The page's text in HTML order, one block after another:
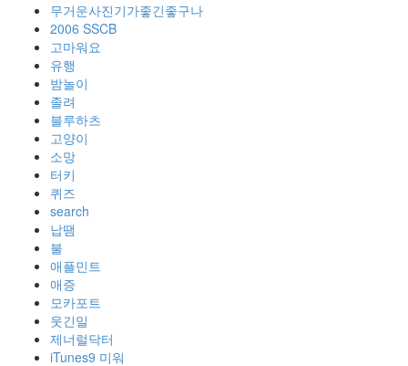
무거운사진기가좋긴좋구나
2006 SSCB
고마워요
유행
밤놀이
졸려
블루하츠
고양이
소망
터키
퀴즈
search
납땜
불
애플민트
애증
모카포트
웃긴일
제너럴닥터
iTunes9 미워